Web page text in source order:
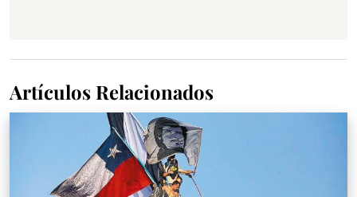
Artículos Relacionados